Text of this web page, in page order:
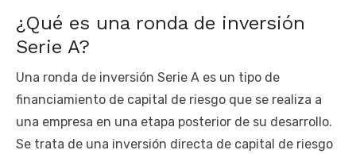
¿Qué es una ronda de inversión
Serie A?
Una ronda de inversión Serie A es un tipo de
financiamiento de capital de riesgo que se realiza a
una empresa en una etapa posterior de su desarrollo.
Se trata de una inversión directa de capital de riesgo